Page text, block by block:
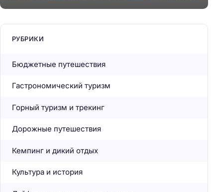
РУБРИКИ
Бюджетные путешествия
Гастрономический туризм
Горный туризм и трекинг
Дорожные путешествия
Кемпинг и дикий отдых
Культура и история